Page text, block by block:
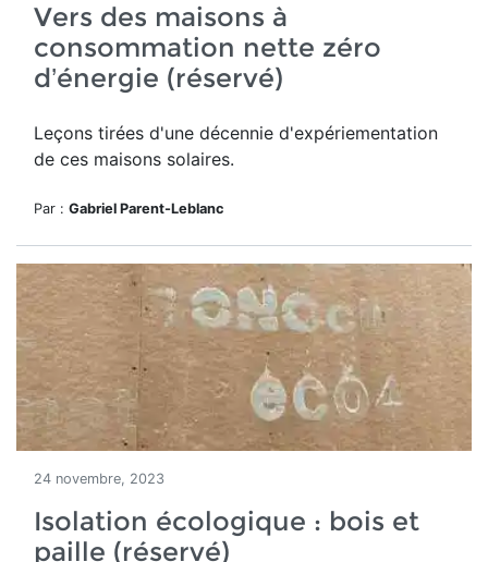
Vers des maisons à
consommation nette zéro
d’énergie (réservé)
Leçons tirées d'une décennie d'expériementation
de ces maisons solaires.
Par : Gabriel Parent-Leblanc
24 novembre, 2023
Isolation écologique : bois et
paille (réservé)